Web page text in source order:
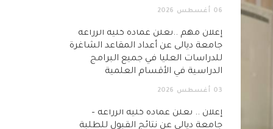
06 أغسطس 2026
إعلان مهم ..تعلن عمادة كلية الزراعة
جامعة ديالى عن أعداد المقاعد الشاغرة
للدراسات العليا في جميع البرامج
الدراسية في الأقسام العلمية
03 أغسطس 2026
إعلان .. تعلن عمادة كلية الزراعة –
جامعة ديالى عن نتائج القبول للطلبة